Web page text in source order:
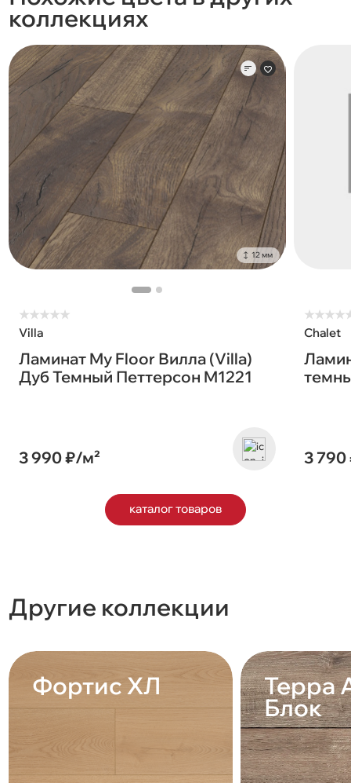
коллекциях
12 мм
★★★★★
Villa
Ламинат My Floor Вилла (Villa)
Дуб Темный Петтерсон M1221
3 990 ₽/м²
★★★★
Chalet
3 790
каталог товаров
Другие коллекции
Фортис ХЛ Терра
Блок